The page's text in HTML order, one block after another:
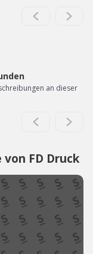
an dieser
FD Druck